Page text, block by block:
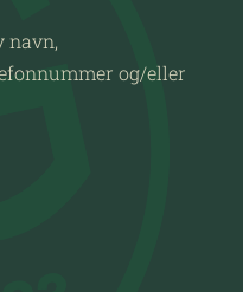
navn,
og/eller